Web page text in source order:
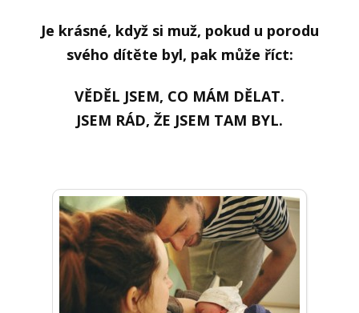
Je krásné, když si muž, pokud u porodu
svého dítěte byl, pak může říct:
VĚDĚL JSEM, CO MÁM DĚLAT.
JSEM RÁD, ŽE JSEM TAM BYL.